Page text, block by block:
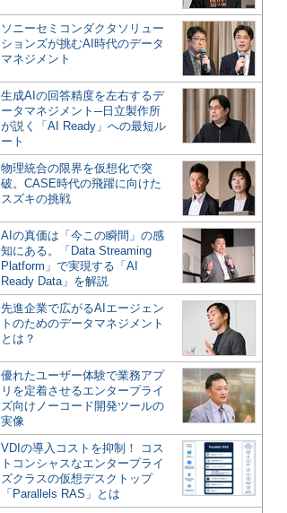
ソニーセミコンダクタソリュー
ションズが挑むAI時代のデータ
マネジメント
生成AIの回答精度を左右するデ
ータマネジメント─日立製作所
が説く「AI Ready」への最短ル
ート
物理統合の限界を仮想化で突
破。CASE時代の飛躍に向けた
スズキの挑戦
AIの真価は「今この瞬間」の感
知にある。「Data Streaming
Platform」で実現する「AI
Ready Data」を解説
先進企業で広がるAIエージェン
トのためのデータマネジメント
とは？
優れたユーザー体験で業務アプ
リを定着させるエンタープライ
ズ向けノーコード開発ツールの
実像
VDIの導入コストを抑制！ コス
トコンシャスなエンタープライ
ズクラスの仮想デスクトップ
「Parallels RAS」とは